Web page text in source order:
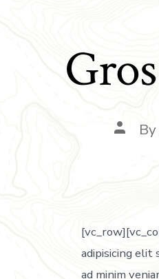
By
adipisicing elit
ad minim